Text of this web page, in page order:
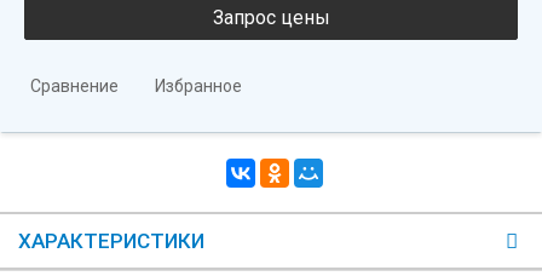
Сравнение Избранное
ХАРАКТЕРИСТИКИ